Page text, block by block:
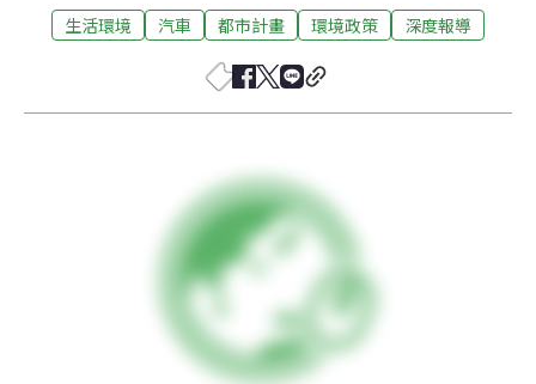
生活環境 汽車 都市計畫 環境政策 深度報導